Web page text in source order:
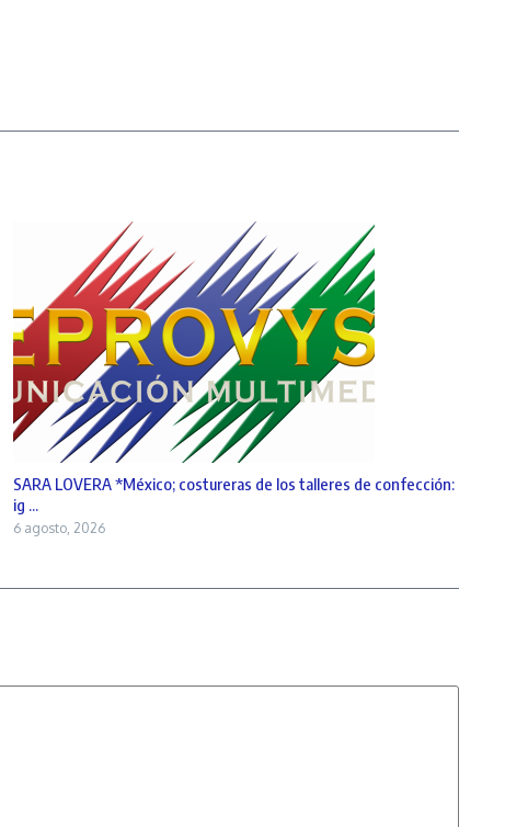
SARA LOVERA *México; costureras de los talleres de confección:
ig ...
6 agosto, 2026